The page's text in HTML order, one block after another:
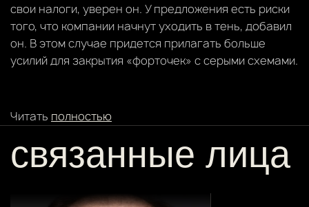
свои налоги, уверен он. У предложения есть риски
того, что компании начнут уходить в тень, добавил
он. В этом случае придется прилагать больше
усилий для закрытия «форточек» с серыми схемами.
Читать полностью
связанные лица